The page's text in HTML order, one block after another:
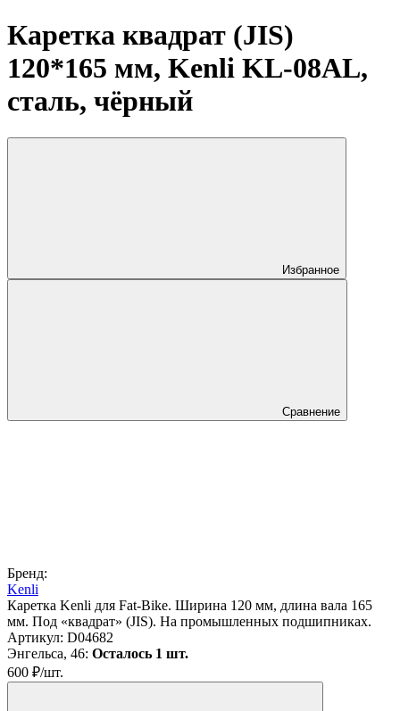
Каретка квадрат (JIS)
120*165 мм, Kenli KL-08AL,
сталь, чёрный
Избранное
Сравнение
Бренд:
Kenli
Каретка Kenli для Fat-Bike. Ширина 120 мм, длина вала 165
мм. Под «квадрат» (JIS). На промышленных подшипниках.
Артикул: D04682
Энгельса, 46: Осталось 1 шт.
600 ₽/шт.